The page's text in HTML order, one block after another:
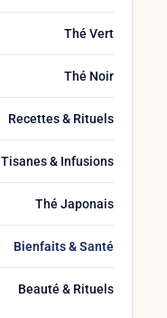
Thé Vert
Thé Noir
Recettes & Rituels
Tisanes & Infusions
Thé Japonais
Bienfaits & Santé
Beauté & Rituels